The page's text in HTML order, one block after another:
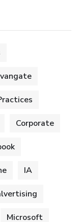
Corporate
IA
Microsoft